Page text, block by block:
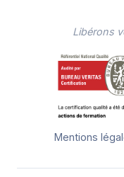
Libérons
Mentions